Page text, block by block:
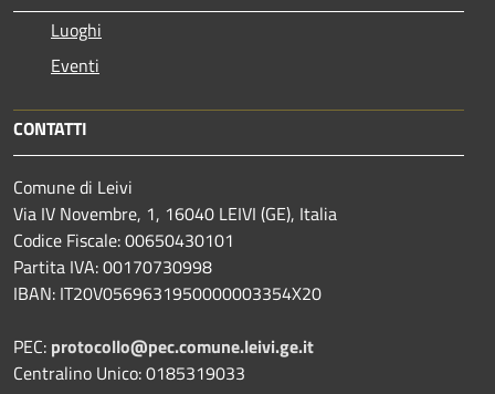
Luoghi
Eventi
CONTATTI
Comune di Leivi
Via IV Novembre, 1, 16040 LEIVI (GE), Italia
Codice Fiscale: 00650430101
Partita IVA: 00170730998
IBAN: IT20V0569631950000003354X20
PEC: protocollo@pec.comune.leivi.ge.it
Centralino Unico: 0185319033